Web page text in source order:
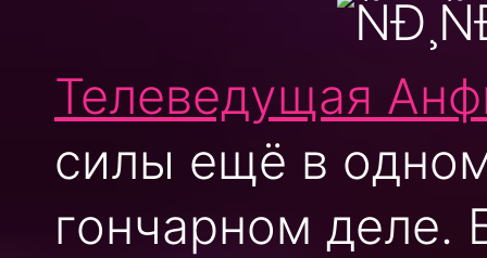
Телеведущая
силы ещё в
гончарном деле.